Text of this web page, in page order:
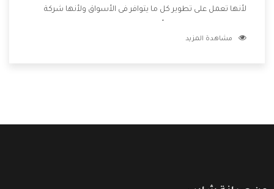
لأنها تعمل على تطوير كل ما يتوافر فى الأسواق ولأنها شركة
وتقدم للعملاء أقوى العروض والخصومات التى تسهل على
مشاهدة المزيد